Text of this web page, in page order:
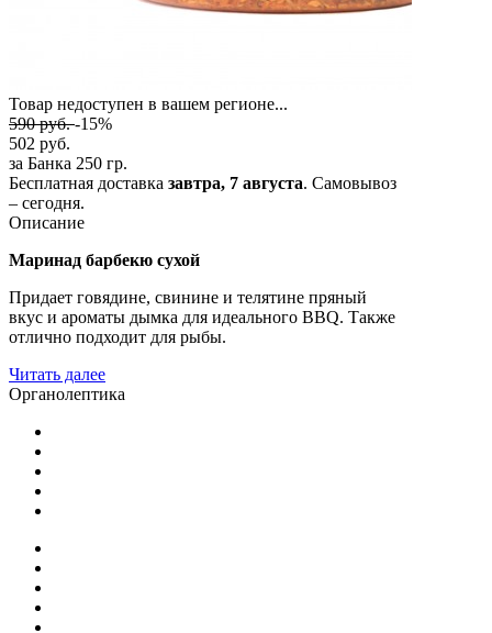
Товар недоступен в вашем регионе...
590руб.-15%
502 руб.
за Банка 250 гр.
Бесплатная доставка завтра, 7 августа. Самовывоз
– сегодня.
Описание
Маринад барбекю сухой
Придает говядине, свинине и телятине пряный
вкус и ароматы дымка для идеального BBQ. Также
отлично подходит для рыбы.
Читать далее
Органолептика